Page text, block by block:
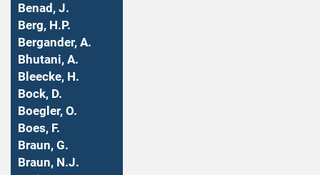
Benad, J.
Berg, H.P.
Bergander, A.
Bhutani, A.
Bleecke, H.
Bock, D.
Boegler, O.
Boes, F.
Braun, G.
Braun, N.J.